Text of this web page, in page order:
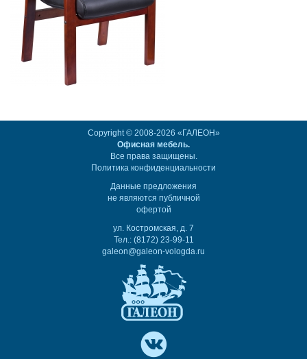
Copyright © 2008-2026 «ГАЛЕОН»
Офисная мебель.
Все права защищены.
Политика конфиденциальности
Данные предложения
не являются публичной
офертой
ул. Костромская, д. 7
Тел.: (8172) 23-99-11
galeon@galeon-vologda.ru